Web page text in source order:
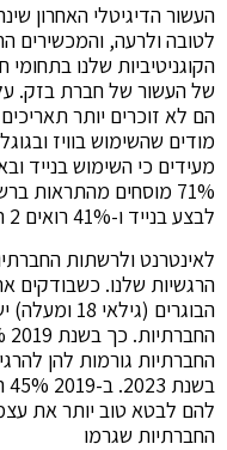
העשור הדיגיטלי האחרון
לטובה ולרעה, והמכשירים
הקוגניטיביות שלנו
מעידים כי השימוש בנייד
71% מוסחים מהתראות
לבצע בנייד ו-41% רואים 2 תכנים שונים על גבי אותו מסך.
לאינטרנט ולרשתות
הבוגרים
החברתיות שגרמו